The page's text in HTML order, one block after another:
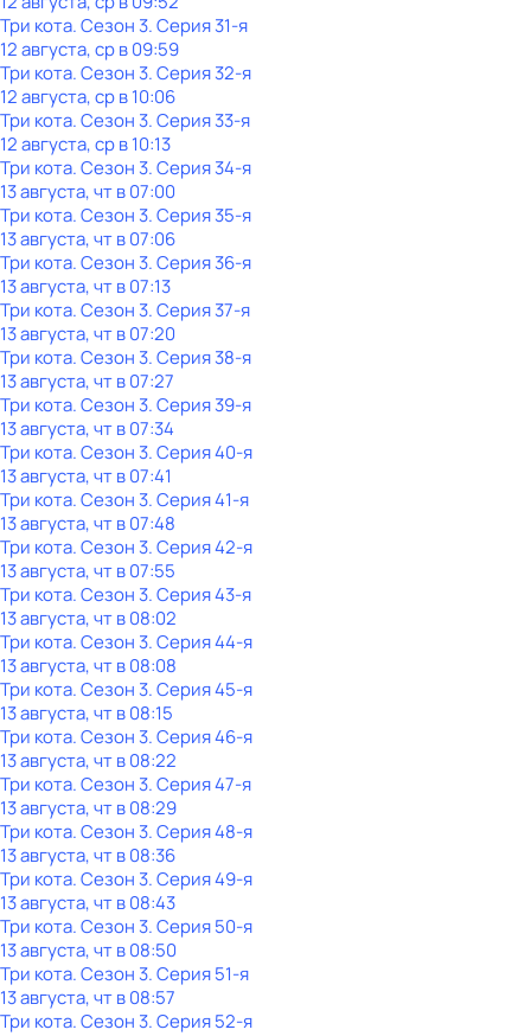
Три кота. Сезон 3. Серия 31-я
12 августа, ср в 09:59
Три кота. Сезон 3. Серия 32-я
12 августа, ср в 10:06
Три кота. Сезон 3. Серия 33-я
12 августа, ср в 10:13
Три кота. Сезон 3. Серия 34-я
13 августа, чт в 07:00
Три кота. Сезон 3. Серия 35-я
13 августа, чт в 07:06
Три кота. Сезон 3. Серия 36-я
13 августа, чт в 07:13
Три кота. Сезон 3. Серия 37-я
13 августа, чт в 07:20
Три кота. Сезон 3. Серия 38-я
13 августа, чт в 07:27
Три кота. Сезон 3. Серия 39-я
13 августа, чт в 07:34
Три кота. Сезон 3. Серия 40-я
13 августа, чт в 07:41
Три кота. Сезон 3. Серия 41-я
13 августа, чт в 07:48
Три кота. Сезон 3. Серия 42-я
13 августа, чт в 07:55
Три кота. Сезон 3. Серия 43-я
13 августа, чт в 08:02
Три кота. Сезон 3. Серия 44-я
13 августа, чт в 08:08
Три кота. Сезон 3. Серия 45-я
13 августа, чт в 08:15
Три кота. Сезон 3. Серия 46-я
13 августа, чт в 08:22
Три кота. Сезон 3. Серия 47-я
13 августа, чт в 08:29
Три кота. Сезон 3. Серия 48-я
13 августа, чт в 08:36
Три кота. Сезон 3. Серия 49-я
13 августа, чт в 08:43
Три кота. Сезон 3. Серия 50-я
13 августа, чт в 08:50
Три кота. Сезон 3. Серия 51-я
13 августа, чт в 08:57
Три кота. Сезон 3. Серия 52-я